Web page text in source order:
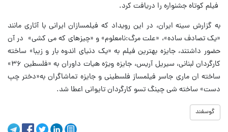
فیلم کوتاه جشنواره را دریافت کرد.
به گزارش سینه ایران، در این رویداد که فیلمسازان ایرانی با آثاری مانند
«یک تصادف ساده»، «علت مرگ:نامعلوم» و «چیزهای که می کشی» در آن
حضور داشتند، جایزه بهترین فیلم به «یک دنیای اندوه بار و زیبا» ساخته
کارگردان لبنانی، سیریل آریس، جایزه ویژه هیات داوران به «فلسطین ۳۶»
ساخته ان ماری جاسر فیلمساز فلسطینی و جایزه تماشاگران به«دختر چپ
دست» ساخته شی چینگ تسو کارگردان تایوانی اعطا شد.
گوسفند